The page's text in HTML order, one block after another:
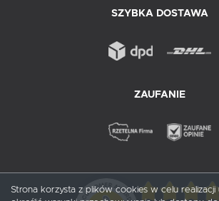
SZYBKA DOSTAWA
ZAUFANIE
Strona korzysta z plików cookies w celu realizacji